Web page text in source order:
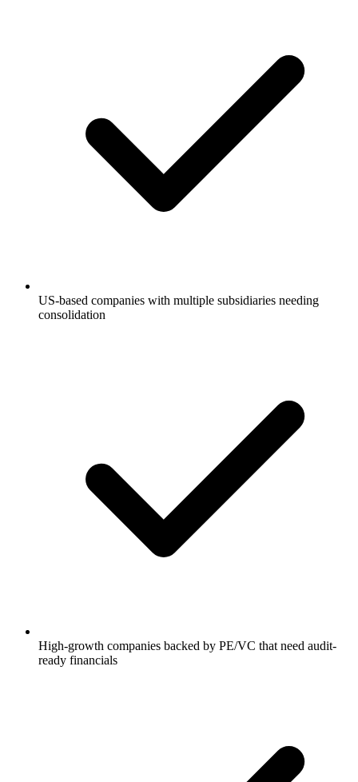
US-based companies with multiple subsidiaries needing
consolidation
High-growth companies backed by PE/VC that need audit-
ready financials